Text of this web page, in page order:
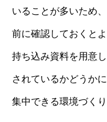
いることが多いため
前に確認しておくと
持ち込み資料を用意
されているかどうか
集中できる環境づく